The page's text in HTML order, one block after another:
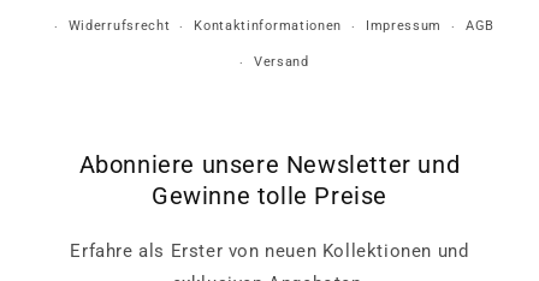
Widerrufsrecht Kontaktinformationen Impressum AGB
Versand
Abonniere unsere Newsletter und
Gewinne tolle Preise
Erfahre als Erster von neuen Kollektionen und